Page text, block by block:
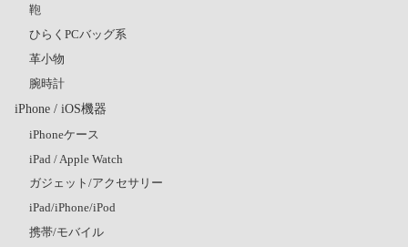
鞄
ひらくPCバッグ系
革小物
腕時計
iPhone / iOS機器
iPhoneケース
iPad / Apple Watch
ガジェット/アクセサリー
iPad/iPhone/iPod
携帯/モバイル